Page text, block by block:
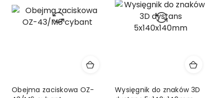
Obejma zaciskowa OZ-
Wysięgnik do znaków 3D